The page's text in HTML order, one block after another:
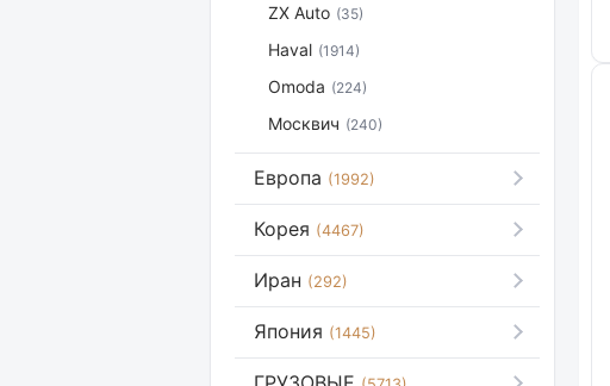
ZX Auto (35)
Haval (1914)
Omoda (224)
Москвич (240)
Европа (1992)
Корея (4467)
Иран (292)
Япония (1445)